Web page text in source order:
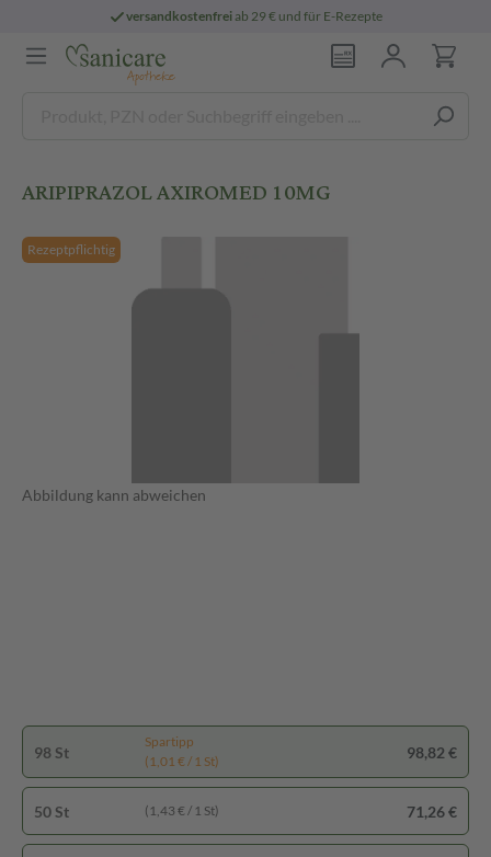
versandkostenfreiab 29 € und für E-Rezepte
ARIPIPRAZOL AXIROMED 10MG
Rezeptpflichtig
Abbildung kann abweichen
98 St
Spartipp
(1,01 € / 1 St)
98,82 €
50 St (1,43 € / 1 St) 71,26 €